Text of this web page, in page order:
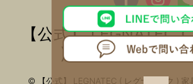
【公式】 LEGNATEC
) 家具・インテリ
© 【公式】 LEGNATEC ( レグナテック )